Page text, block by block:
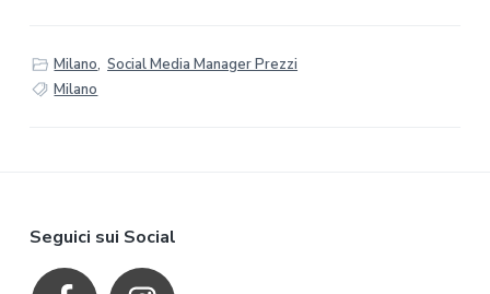
Milano, Social Media Manager Prezzi
Milano
Seguici sui Social